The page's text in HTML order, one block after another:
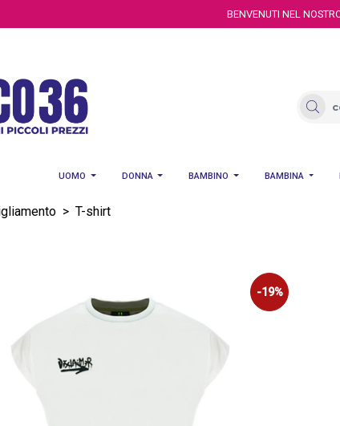
BENVENUTI NEL
UOMO DONNA BAMBINO BAMBINA
> T-shirt
-19%